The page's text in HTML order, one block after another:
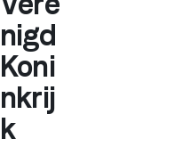
nigd
Koni
nkrij
k